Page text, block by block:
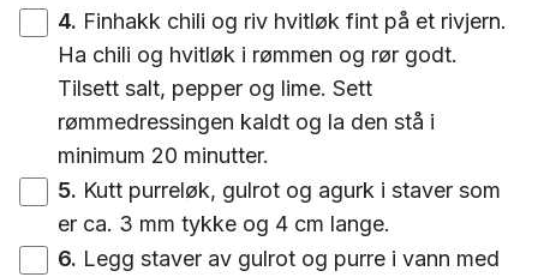
4. Finhakk chili og riv hvitløk fint på et rivjern.
Ha chili og hvitløk i rømmen og rør godt.
Tilsett salt, pepper og lime. Sett
rømmedressingen kaldt og la den stå i
minimum 20 minutter.
5. Kutt purreløk, gulrot og agurk i staver som
er ca. 3 mm tykke og 4 cm lange.
6. Legg staver av gulrot og purre i vann med